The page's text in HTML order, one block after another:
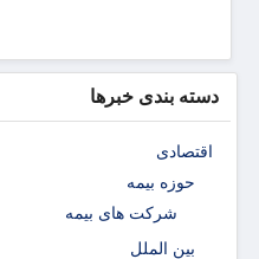
دسته بندی خبرها
اقتصادی
حوزه بیمه
شرکت های بیمه
بین الملل